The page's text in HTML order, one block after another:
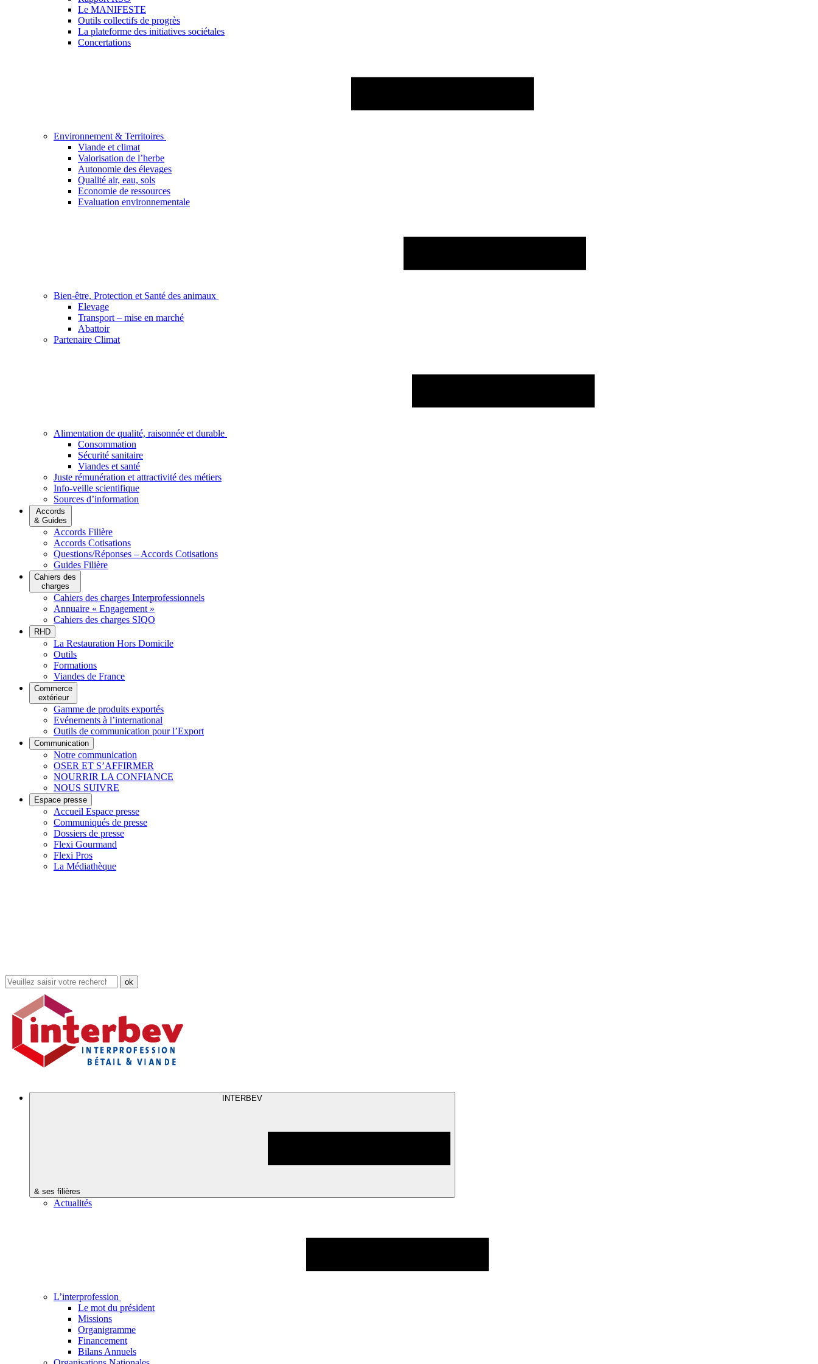
Le MANIFESTE
Outils collectifs de progrès
La plateforme des initiatives sociétales
Concertations
Environnement & Territoires
Viande et climat
Valorisation de l’herbe
Autonomie des élevages
Qualité air, eau, sols
Economie de ressources
Evaluation environnementale
Bien-être, Protection et Santé des animaux
Elevage
Transport – mise en marché
Abattoir
Partenaire Climat
Alimentation de qualité, raisonnée et durable
Consommation
Sécurité sanitaire
Viandes et santé
Juste rémunération et attractivité des métiers
Info-veille scientifique
Sources d’information
Accords
& Guides
Accords Filière
Accords Cotisations
Questions/Réponses – Accords Cotisations
Guides Filière
Cahiers des
charges
Cahiers des charges Interprofessionnels
Annuaire « Engagement »
Cahiers des charges SIQO
RHD
La Restauration Hors Domicile
Outils
Formations
Viandes de France
Commerce
extérieur
Gamme de produits exportés
Evénements à l’international
Outils de communication pour l’Export
Communication
Notre communication
OSER ET S’AFFIRMER
NOURRIR LA CONFIANCE
NOUS SUIVRE
Espace presse
Accueil Espace presse
Communiqués de presse
Dossiers de presse
Flexi Gourmand
Flexi Pros
La Médiathèque
Rechercher
dans
site
INTERBEV
& ses filières
Actualités
L’interprofession
Le mot du président
Missions
Organigramme
Financement
Bilans Annuels